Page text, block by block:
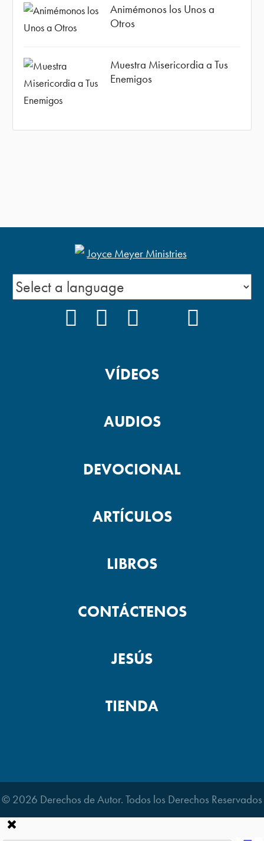
Animémonos los Unos a
Otros
Muestra Misericordia a Tus
Enemigos
VÍDEOS
AUDIOS
DEVOCIONAL
ARTÍCULOS
LIBROS
CONTÁCTENOS
JESÚS
TIENDA
© 2026 Derechos de Autor. Todos los Derechos Reservados